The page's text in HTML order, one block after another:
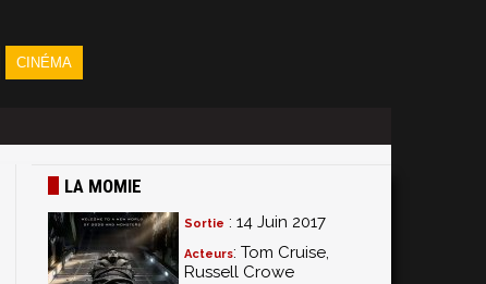
CINÉMA
LA MOMIE
Sortie : 14 Juin 2017
Acteurs: Tom Cruise,
Russell Crowe